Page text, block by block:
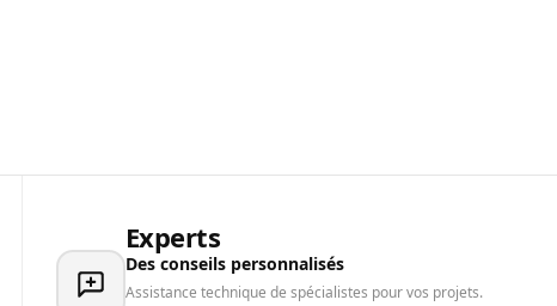
Experts
Des conseils personnalisés
Assistance technique de spécialistes pour vos projets.